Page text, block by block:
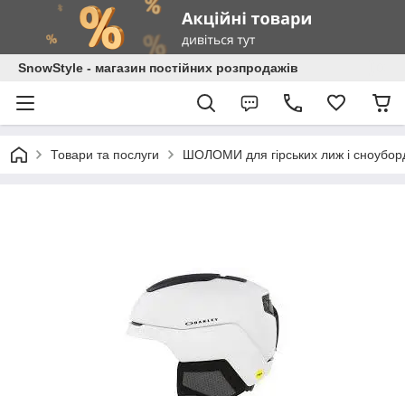
SnowStyle - магазин постійних розпродажів
Товари та послуги ШОЛОМИ для гірських лиж і